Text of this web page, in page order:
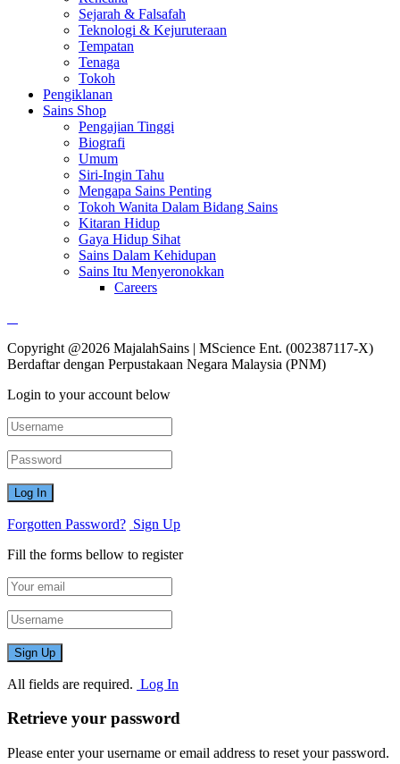
Sejarah & Falsafah
Teknologi & Kejuruteraan
Tempatan
Tenaga
Tokoh
Pengiklanan
Sains Shop
Pengajian Tinggi
Biografi
Umum
Siri-Ingin Tahu
Mengapa Sains Penting
Tokoh Wanita Dalam Bidang Sains
Kitaran Hidup
Gaya Hidup Sihat
Sains Dalam Kehidupan
Sains Itu Menyeronokkan
Careers
Copyright @2026 MajalahSains | MScience Ent. (002387117-X)
Berdaftar dengan Perpustakaan Negara Malaysia (PNM)
Login to your account below
Forgotten Password? Sign Up
Fill the forms bellow to register
All fields are required. Log In
Retrieve your password
Please enter your username or email address to reset your password.